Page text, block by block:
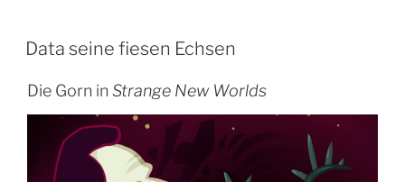
Data seine fiesen Echsen
Die Gorn in Strange New Worlds